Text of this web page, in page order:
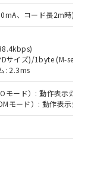
、コード長2m時)
サイズ)/1byte (M-
: 2.3ms
モード）: 動作表示灯(
モード）: 動作表示
）の
商品で
の非含
ある